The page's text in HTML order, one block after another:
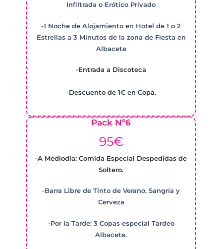
Infiltrada o Erótico Privado
-1 Noche de Alojamiento en Hotel de 1 o 2
Estrellas a 3 Minutos de la zona de Fiesta en
Albacete
-Entrada a Discoteca
-Descuento de 1€ en Copa.
Pack Nº6
95€
-A Mediodía: Comida Especial Despedidas de
Soltero.
-Barra Libre de Tinto de Verano, Sangría y
Cerveza
-Por la Tarde: 3 Copas especial Tardeo
Albacete.